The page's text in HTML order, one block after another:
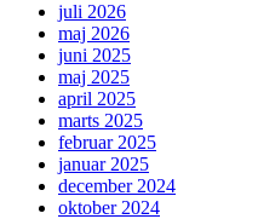
juli 2026
maj 2026
juni 2025
maj 2025
april 2025
marts 2025
februar 2025
januar 2025
december 2024
oktober 2024